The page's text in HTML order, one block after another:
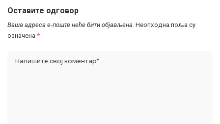
Оставите одговор
Ваша адреса е-поште неће бити објављена. Неопходна поља су
означена *